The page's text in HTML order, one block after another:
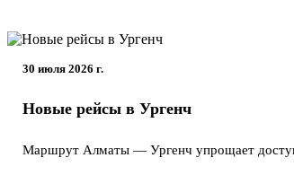
30 июля 2026 г.
Новые рейсы в Ургенч
Маршрут Алматы — Ургенч упрощает доступ